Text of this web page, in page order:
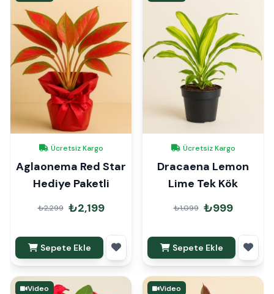
Ücretsiz Kargo
Aglaonema Red Star
Hediye Paketli
₺2,299 ₺2,199
Sepete Ekle
Ücretsiz Kargo
Dracaena Lemon
Lime Tek Kök
₺1,099 ₺999
Sepete Ekle
Video Video